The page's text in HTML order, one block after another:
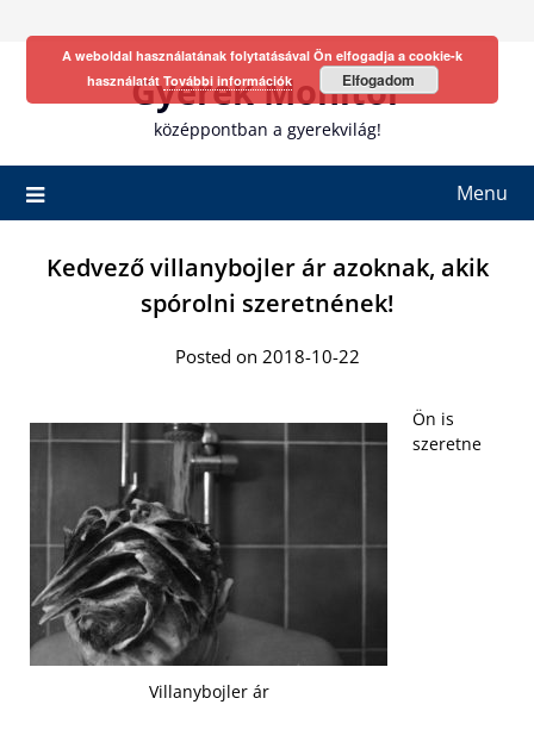
Gyerek Monitor
középpontban a gyerekvilág!
Menu
Kedvező villanybojler ár azoknak, akik
spórolni szeretnének!
Posted on 2018-10-22
Villanybojler ár
Ön is
szeretne
A weboldal használatának folytatásával Ön elfogadja a cookie-k
használatát További információk Elfogadom